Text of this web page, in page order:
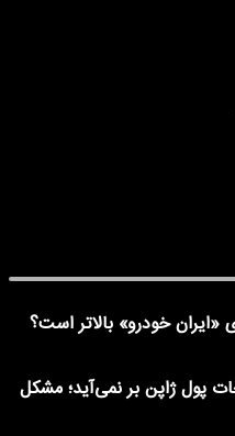
«ایران خودرو» بالاتر است؟
پول ژاپن بر نمی‌آید؛ مشکل